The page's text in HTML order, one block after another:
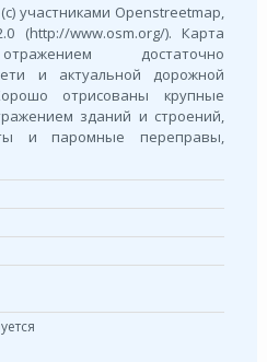
участниками Openstreetmap,
(http://www.osm.org/). Карта
достаточно
и актуальной дорожной
отрисованы крупные
зданий и строений,
и паромные переправы,